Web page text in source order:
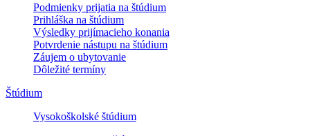
Podmienky prijatia na štúdium
Prihláška na štúdium
Výsledky prijímacieho konania
Potvrdenie nástupu na štúdium
Záujem o ubytovanie
Dôležité termíny
Štúdium
Vysokoškolské štúdium